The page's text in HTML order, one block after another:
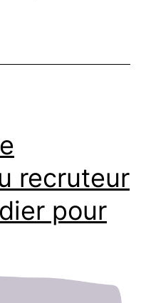
recruteur
pour